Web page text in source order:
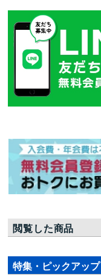
閲覧した商品
特集・ピックアップ